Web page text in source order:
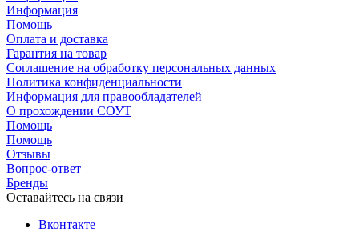
Информация
Помощь
Оплата и доставка
Гарантия на товар
Соглашение на обработку персональных данных
Политика конфиденциальности
Информация для правообладателей
О прохождении СОУТ
Помощь
Помощь
Отзывы
Вопрос-ответ
Бренды
Оставайтесь на связи
Вконтакте